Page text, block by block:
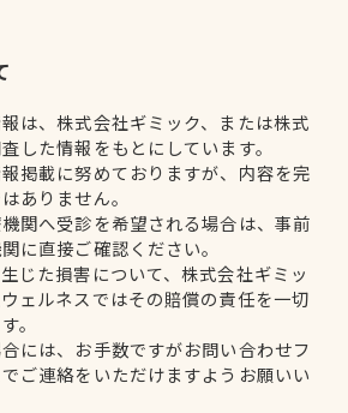
は、株式会社ギミック、または株式
した情報をもとにしています。
掲載に努めておりますが、内容を完
ありません。
関へ受診を希望される場合は、事前
に直接ご確認ください。
じた損害について、株式会社ギミッ
ェルネスではその賠償の責任を一切
。
には、お手数ですがお問い合わせフ
ご連絡をいただけますようお願いい